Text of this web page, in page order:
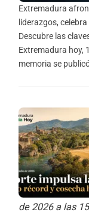
Extremadura
liderazgos,
Descubre las
Extremadura hoy,
memoria se
de 2026 a las